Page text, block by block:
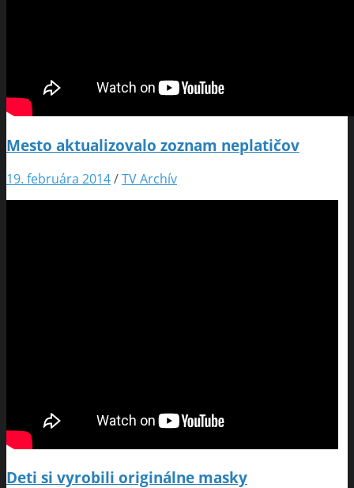
Mesto aktualizovalo zoznam neplatičov
19. februára 2014/TV Archív
Deti si vyrobili originálne masky